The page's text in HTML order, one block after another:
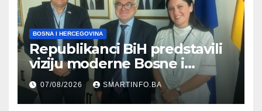
BOSNA I HERCEGOVINA
Republikanci BiH predstavili
viziju moderne Bosne i
Hercegovine ambasadoru
Njemačke
07/08/2026 SMARTINFO.BA